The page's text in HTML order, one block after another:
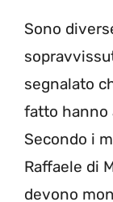
Sono
segnalato
fatto hanno
Secondo i
Raffaele di
devono